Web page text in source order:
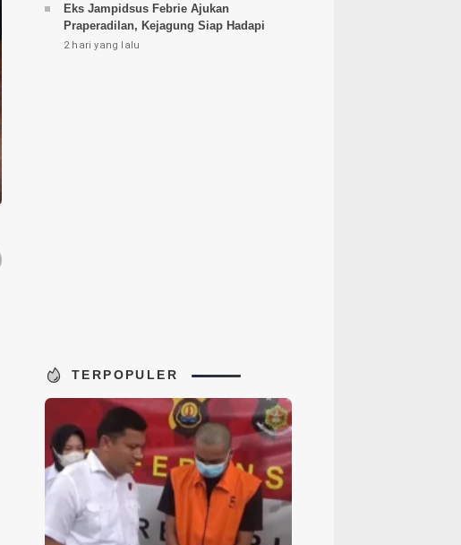
Eks Jampidsus Febrie Ajukan
Praperadilan, Kejagung Siap Hadapi
2 hari yang lalu
TERPOPULER